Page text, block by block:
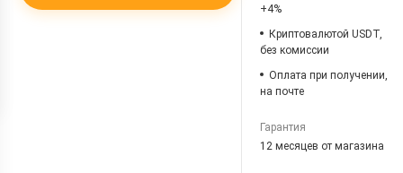
+4%
Криптовалютой USDT,
без комиссии
Оплата при получении,
на почте
Гарантия
12 месяцев от магазина